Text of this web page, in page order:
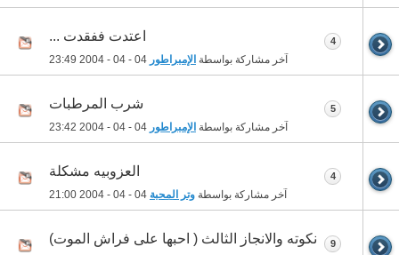
اعتدت ففقدت ...
آخر مشاركة بواسطة الإمبراطور 23:49
4
شرب المرطبات
آخر مشاركة بواسطة الإمبراطور 23:42
5
العزوبيه مشكلة
آخر مشاركة بواسطة وتر المحبة 21:00
4
نكوته والانجاز الثالث ( احبها على فراش الموت) 9